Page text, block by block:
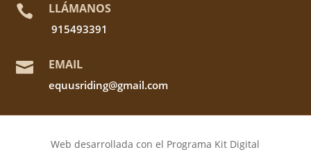
 LLÁMANOS
915493391
 EMAIL
equusriding@gmail.com
Web desarrollada con el Programa Kit Digital